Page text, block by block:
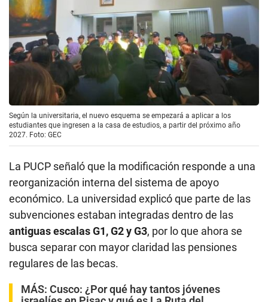
Según la universitaria, el nuevo esquema se empezará a aplicar a los
estudiantes que ingresen a la casa de estudios, a partir del próximo año
2027. Foto: GEC
La PUCP señaló que la modificación responde a una
reorganización interna del sistema de apoyo
económico. La universidad explicó que parte de las
subvenciones estaban integradas dentro de las
antiguas escalas G1, G2 y G3, por lo que ahora se
busca separar con mayor claridad las pensiones
regulares de las becas.
MÁS: Cusco: ¿Por qué hay tantos jóvenes